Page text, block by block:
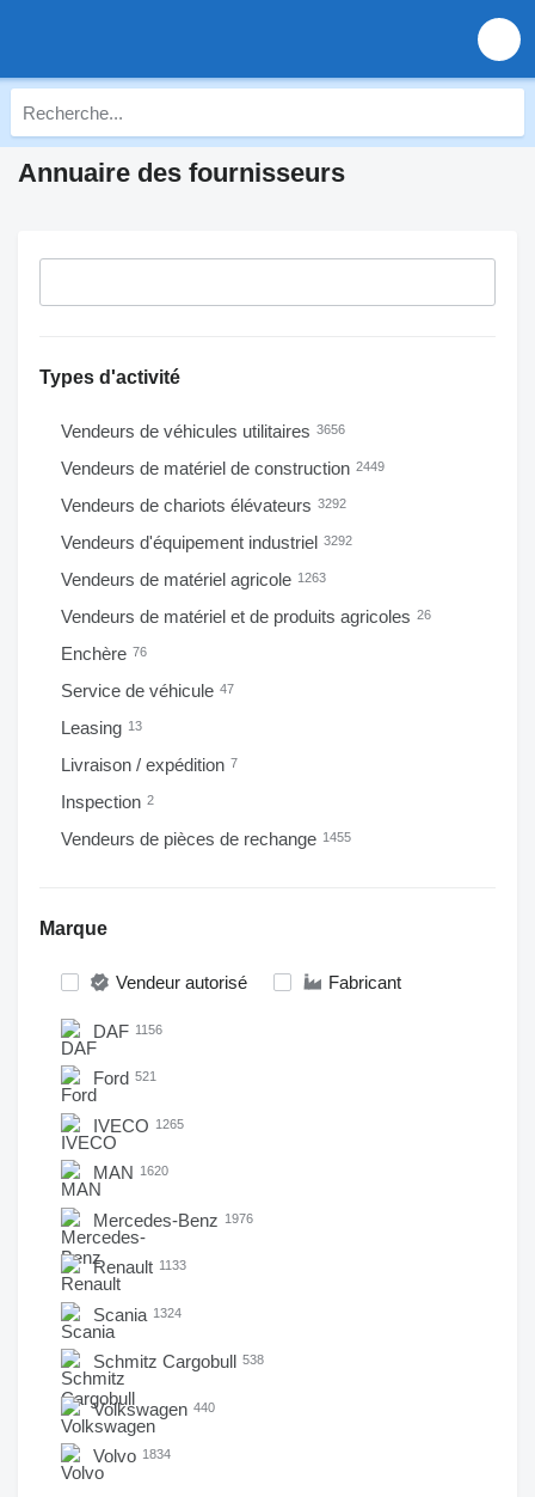
Annuaire des fournisseurs
Types d'activité
Vendeurs de véhicules utilitaires 3656
Vendeurs de matériel de construction 2449
Vendeurs de chariots élévateurs 3292
Vendeurs d'équipement industriel 3292
Vendeurs de matériel agricole 1263
Vendeurs de matériel et de produits agricoles 26
Enchère 76
Service de véhicule 47
Leasing 13
Livraison / expédition 7
Inspection 2
Vendeurs de pièces de rechange 1455
Marque
Vendeur autorisé Fabricant
DAF 1156
Ford 521
IVECO 1265
MAN 1620
Mercedes-Benz 1976
Renault 1133
Scania 1324
Schmitz Cargobull 538
Volkswagen 440
Volvo 1834